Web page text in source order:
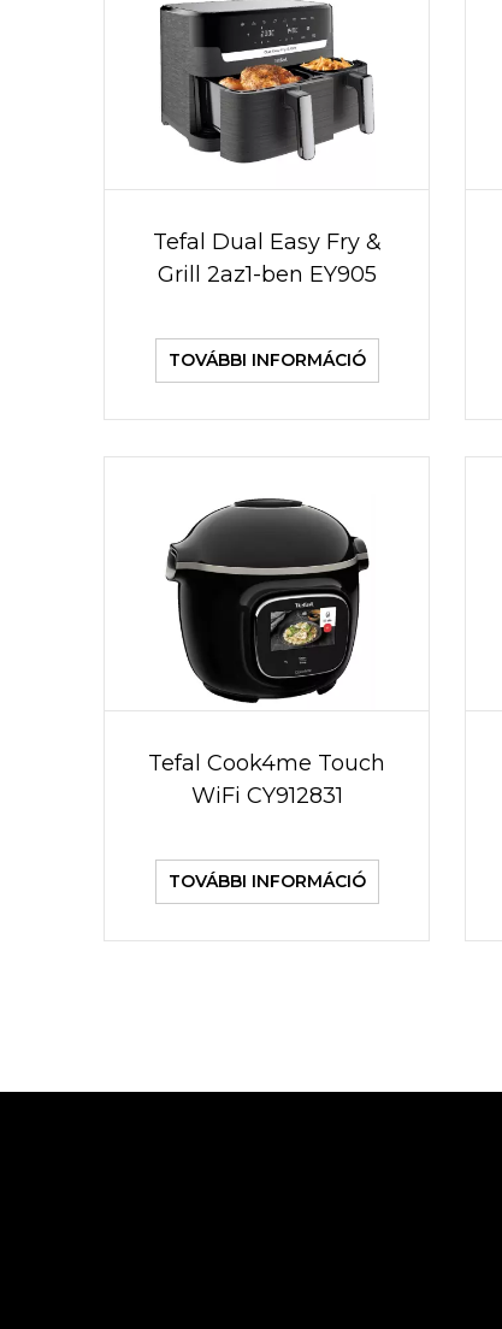
Tefal Dual Easy Fry &
Grill 2az1-ben EY905
TOVÁBBI INFORMÁCIÓ
Tefal Cook4me Touch
WiFi CY912831
TOVÁBBI INFORMÁCIÓ